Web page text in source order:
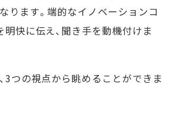
ります。端的なイノベーションコ
明快に伝え、聞き手を動機付けま
3つの視点から眺めることができま